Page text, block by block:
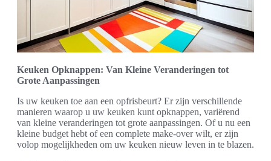
Keuken Opknappen: Van Kleine Veranderingen tot
Grote Aanpassingen
Is uw keuken toe aan een opfrisbeurt? Er zijn verschillende
manieren waarop u uw keuken kunt opknappen, variërend
van kleine veranderingen tot grote aanpassingen. Of u nu een
kleine budget hebt of een complete make-over wilt, er zijn
volop mogelijkheden om uw keuken nieuw leven in te blazen.